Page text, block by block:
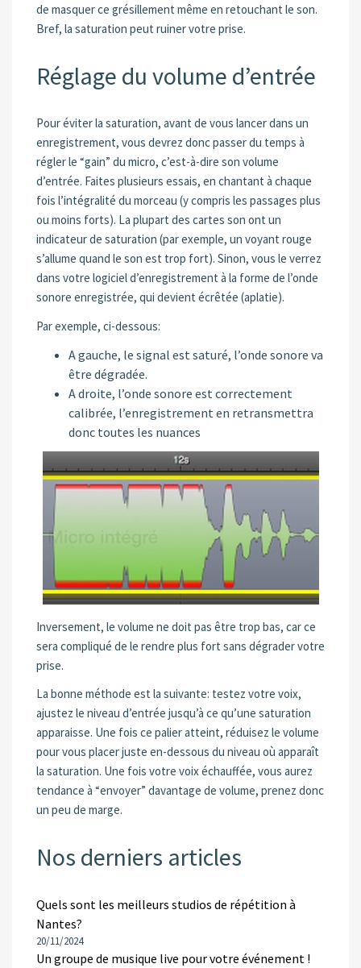
de masquer ce grésillement même en retouchant le son.
Bref, la saturation peut ruiner votre prise.
Réglage du volume d’entrée
Pour éviter la saturation, avant de vous lancer dans un
enregistrement, vous devrez donc passer du temps à
régler le “gain” du micro, c’est-à-dire son volume
d’entrée. Faites plusieurs essais, en chantant à chaque
fois l’intégralité du morceau (y compris les passages plus
ou moins forts). La plupart des cartes son ont un
indicateur de saturation (par exemple, un voyant rouge
s’allume quand le son est trop fort). Sinon, vous le verrez
dans votre logiciel d’enregistrement à la forme de l’onde
sonore enregistrée, qui devient écrêtée (aplatie).
Par exemple, ci-dessous:
A gauche, le signal est saturé, l’onde sonore va
être dégradée.
A droite, l’onde sonore est correctement
calibrée, l’enregistrement en retransmettra
donc toutes les nuances
Inversement, le volume ne doit pas être trop bas, car ce
sera compliqué de le rendre plus fort sans dégrader votre
prise.
La bonne méthode est la suivante: testez votre voix,
ajustez le niveau d’entrée jusqu’à ce qu’une saturation
apparaisse. Une fois ce palier atteint, réduisez le volume
pour vous placer juste en-dessous du niveau où apparaît
la saturation. Une fois votre voix échauffée, vous aurez
tendance à “envoyer” davantage de volume, prenez donc
un peu de marge.
Nos derniers articles
Quels sont les meilleurs studios de répétition à
Nantes?
20/11/2024
Un groupe de musique live pour votre événement !